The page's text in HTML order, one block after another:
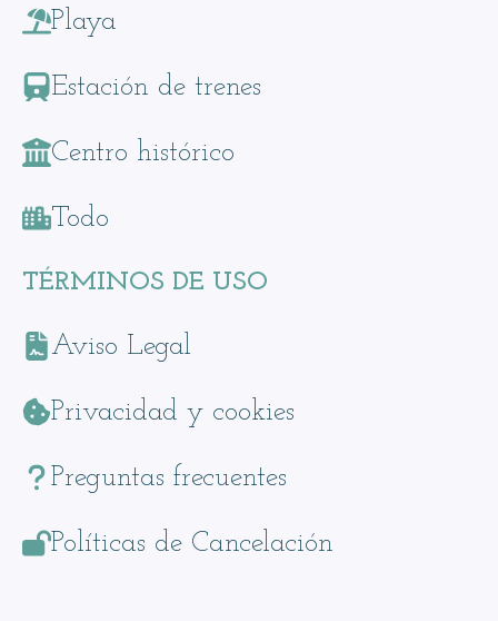
Playa
Estación de trenes
Centro histórico
Todo
TÉRMINOS DE USO
Aviso Legal
Privacidad y cookies
Preguntas frecuentes
Políticas de Cancelación